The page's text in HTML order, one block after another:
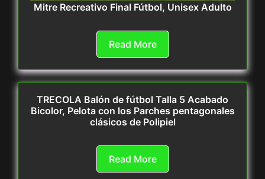
Mitre Recreativo Final Fútbol, Unisex Adulto
Read More
TRECOLA Balón de fútbol Talla 5 Acabado
Bicolor, Pelota con los Parches pentagonales
clásicos de Polipiel
Read More